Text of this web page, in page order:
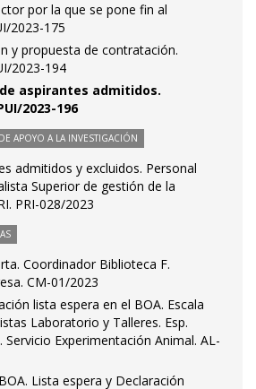
por la que se pone fin al
2023-175
y propuesta de contratación.
2023-194
aspirantes admitidos.
2023-196
APOYO A LA INVESTIGACIÓN
admitidos y excluidos. Personal
Superior de gestión de la
PRI-028/2023
Coordinador Biblioteca F.
CM-01/2023
lista espera en el BOA. Escala
Laboratorio y Talleres. Esp.
Servicio Experimentación Animal. AL-
Lista espera y Declaración